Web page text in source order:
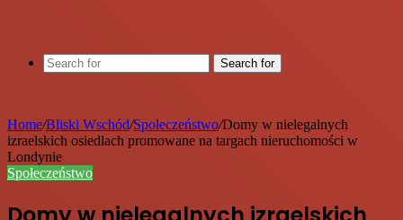
Search for
Home/Bliski Wschód/Społeczeństwo/Domy w nielegalnych
izraelskich osiedlach promowane na targach nieruchomości w
Londynie
Społeczeństwo